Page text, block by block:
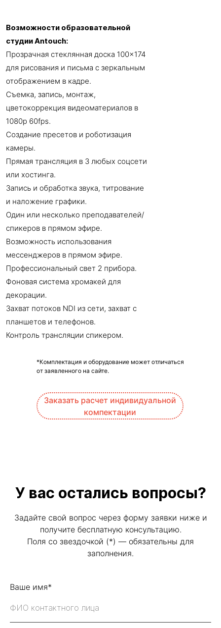
Возможности образовательной
студии Antouch:
Прозрачная стеклянная доска 100×174
для рисования и письма с зеркальным
отображением в кадре.
Съемка, запись, монтаж,
цветокоррекция видеоматериалов в
1080p 60fps.
Создание пресетов и роботизация
камеры.
Прямая трансляция в 3 любых соцсети
или хостинга.
Запись и обработка звука, титрование
и наложение графики.
Один или несколько преподавателей/
спикеров в прямом эфире.
Возможность использования
мессенджеров в прямом эфире.
Профессиональный свет 2 прибора.
Фоновая система хромакей для
декорации.
Захват потоков NDI из сети, захват с
планшетов и телефонов.
Контроль трансляции спикером.
*Комплектация и оборудование может отличаться
от заявленного на сайте.
Заказать расчет индивидуальной
компектации
У вас остались вопросы?
Задайте свой вопрос через форму заявки ниже и
получите бесплатную консультацию.
Поля со звездочкой (*) — обязательны для
заполнения.
Ваше имя*